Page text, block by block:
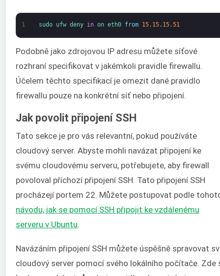
1 sudo ufw deny in on eth0 from 15.15.15.51
Podobně jako zdrojovou IP adresu můžete síťové
rozhraní specifikovat v jakémkoli pravidle firewallu.
Účelem těchto specifikací je omezit dané pravidlo
firewallu pouze na konkrétní síť nebo připojení.
Jak povolit připojení SSH
Tato sekce je pro vás relevantní, pokud používáte
cloudový server. Abyste mohli navázat připojení ke
svému cloudovému serveru, potřebujete, aby firewall
povoloval příchozí připojení SSH. Tato připojení SSH
procházejí portem 22. Můžete postupovat podle
návodu, jak se pomocí SSH připojit ke vzdálenému
serveru v Ubuntu.
Navázáním připojení SSH můžete úspěšně spravovat
cloudový server pomocí svého lokálního počítače. Zde